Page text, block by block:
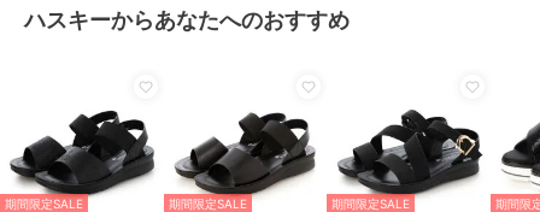
商品のお取り扱い方法
ハスキーからあなたへのおすすめ
期間限定SALE
期間限定SALE
期間限定SALE
期間限